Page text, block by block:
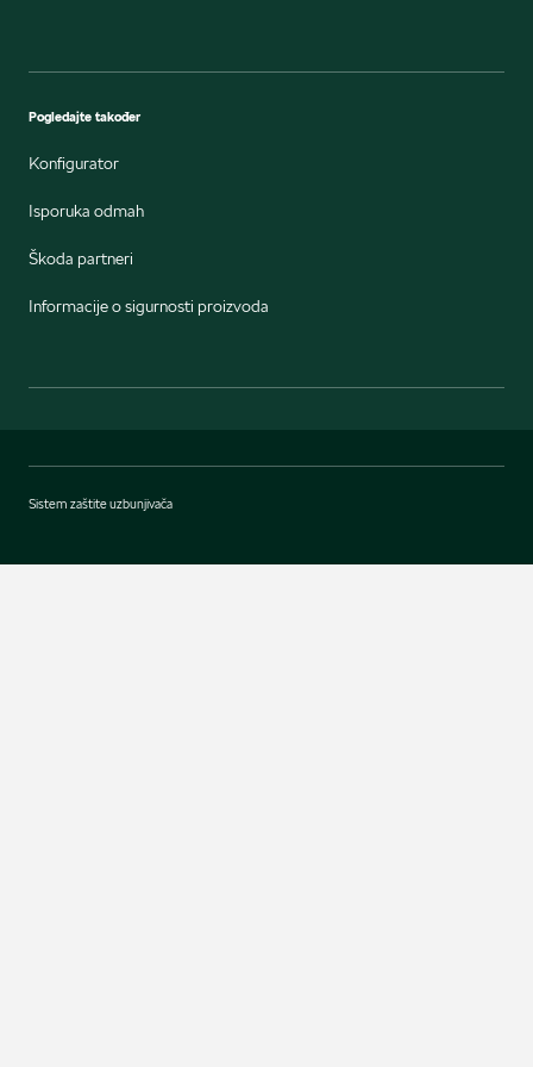
Pogledajte također
Konfigurator
Isporuka odmah
Škoda partneri
Informacije o sigurnosti proizvoda
Sistem zaštite uzbunjivača